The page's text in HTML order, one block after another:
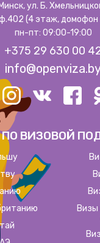
ул. Б.
(4 этаж, домофон
пн-пт: 09:00-19:00
+375 29 630 00
ПО ВИЗОВОЙ
Визы